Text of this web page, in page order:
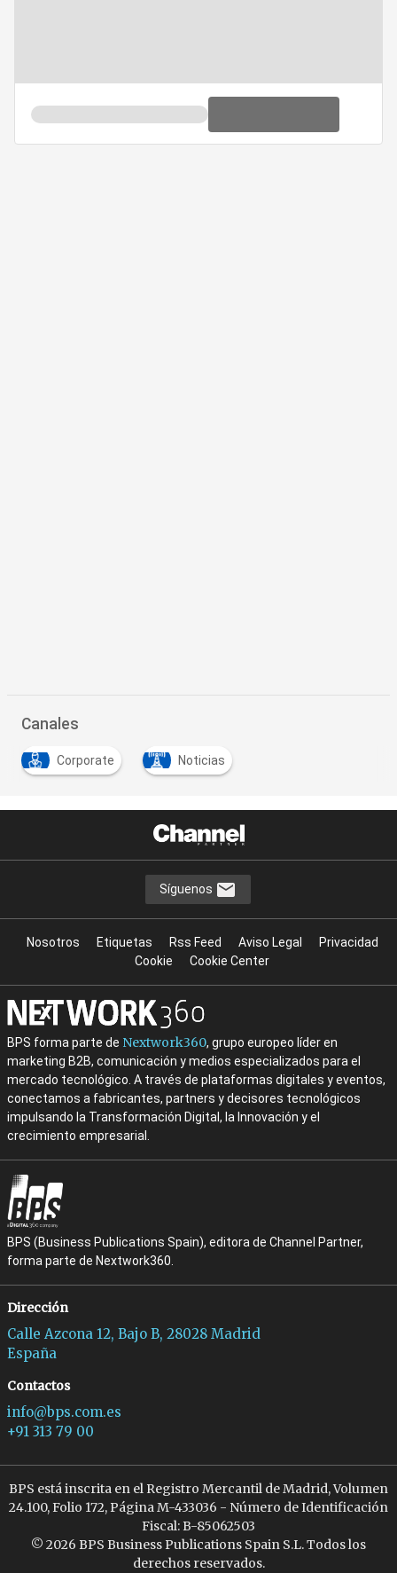
Canales
Corporate Noticias
Síguenos
Nosotros Etiquetas Rss Feed Aviso Legal
Privacidad
Cookie
Cookie Center
BPS forma parte de Nextwork360, grupo europeo líder en
marketing B2B, comunicación y medios especializados para el
mercado tecnológico. A través de plataformas digitales y eventos,
conectamos a fabricantes, partners y decisores tecnológicos
impulsando la Transformación Digital, la Innovación y el
crecimiento empresarial.
BPS (Business Publications Spain), editora de Channel Partner,
forma parte de Nextwork360.
Dirección
Calle Azcona 12, Bajo B, 28028 Madrid
España
Contactos
info@bps.com.es
+91 313 79 00
BPS está inscrita en el Registro Mercantil de Madrid, Volumen
24.100, Folio 172, Página M-433036 - Número de Identificación
Fiscal: B-85062503
© 2026 BPS Business Publications Spain S.L. Todos los
derechos reservados.